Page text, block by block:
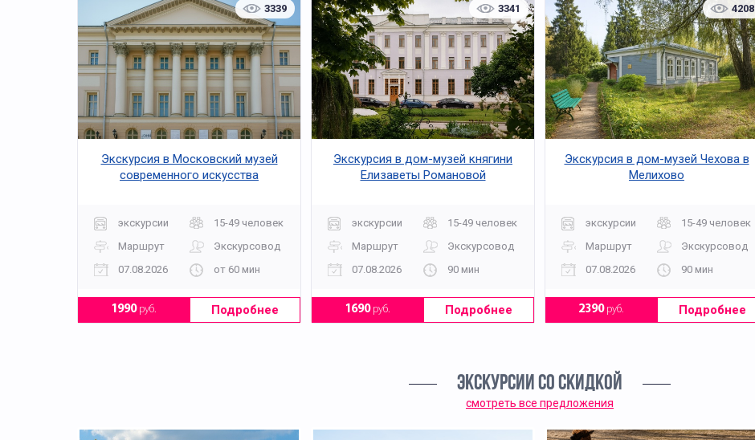
3339
Экскурсия в Московский музей
современного искусства
экскурсии
15-49 человек
Маршрут
Экскурсовод
07.08.2026
от 60 мин
1990руб. Подробнее
3341
Экскурсия в дом-музей княгини
Елизаветы Романовой
экскурсии
15-49 человек
Маршрут
Экскурсовод
07.08.2026
90 мин
1690руб. Подробнее
4208
Экскурсия в дом-музей Чехова в
Мелихово
экскурсии
15-49 человек
Маршрут
Экскурсовод
07.08.2026
90 мин
2390руб. Подробнее
ЭКСКУРСИИ СО СКИДКОЙ
смотреть все предложения